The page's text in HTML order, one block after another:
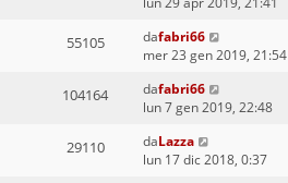
55105 dafabri66
mer 23 gen 2019, 21:54
104164 dafabri66
lun 7 gen 2019, 22:48
29110 daLazza
lun 17 dic 2018, 0:37